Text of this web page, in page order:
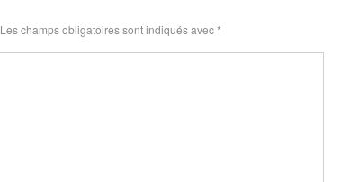
Les champs obligatoires sont indiqués avec*